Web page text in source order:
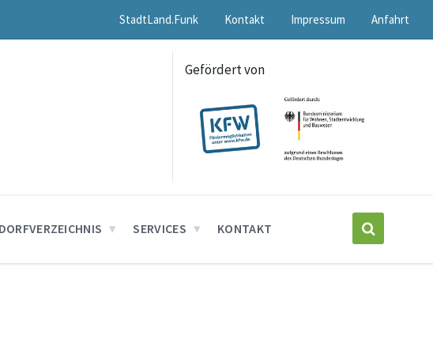
StadtLand.Funk Kontakt Impressum Anfahrt
Gefördert von
DORFVERZEICHNIS SERVICES KONTAKT